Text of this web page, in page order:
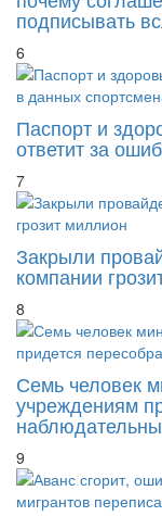
подписывать
6
Паспорт и
ответит за
7
Закрыли
компании
8
Семь человек
учреждениям
9